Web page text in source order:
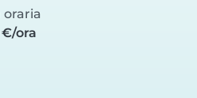
oraria
€/ora